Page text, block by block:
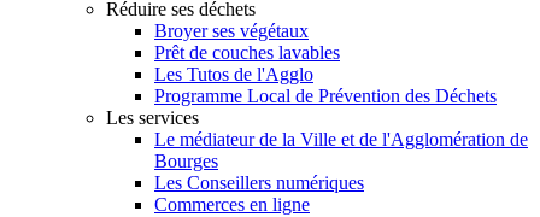
Réduire ses déchets
Broyer ses végétaux
Prêt de couches lavables
Les Tutos de l'Agglo
Programme Local de Prévention des Déchets
Les services
Le médiateur de la Ville et de l'Agglomération de
Bourges
Les Conseillers numériques
Commerces en ligne